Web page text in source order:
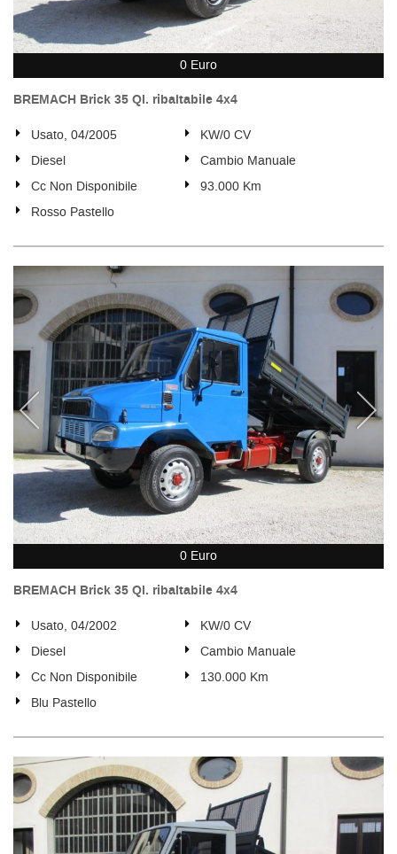
0 Euro
BREMACH Brick 35 Ql. ribaltabile 4x4
Usato, 04/2005
KW/0 CV
Diesel
Cambio Manuale
Cc Non Disponibile
93.000 Km
Rosso Pastello
0 Euro
BREMACH Brick 35 Ql. ribaltabile 4x4
Usato, 04/2002
KW/0 CV
Diesel
Cambio Manuale
Cc Non Disponibile
130.000 Km
Blu Pastello